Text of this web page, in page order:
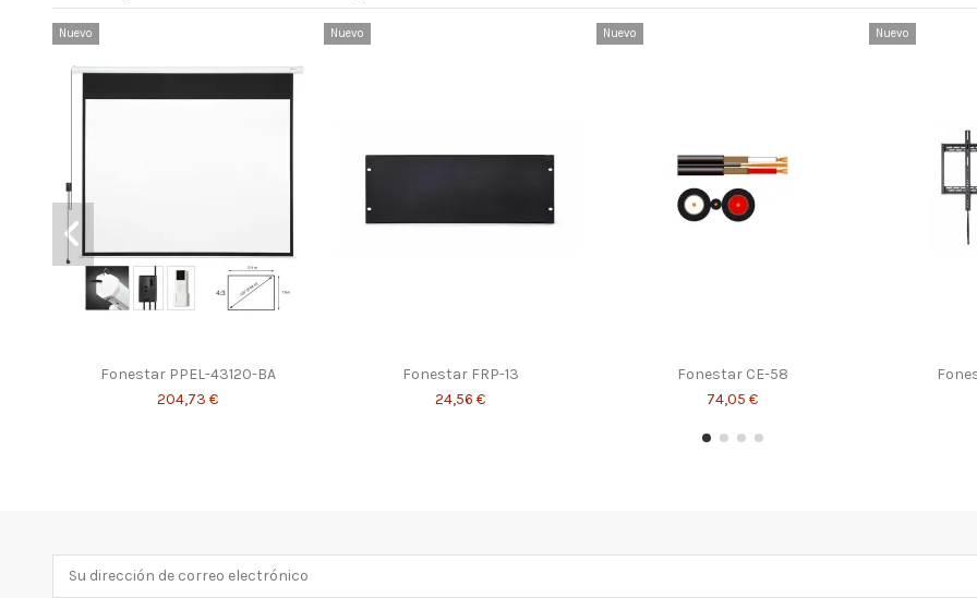
Nuevo
Fonestar PPEL-43120-BA
204,73 €
Nuevo
Fonestar FRP-13
24,56 €
Nuevo
Fonestar CE-58
74,05 €
Nuevo